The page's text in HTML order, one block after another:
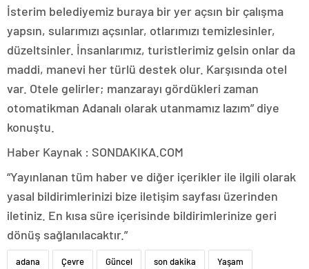
İsterim belediyemiz buraya bir yer açsın bir çalışma
yapsın, sularımızı açsınlar, otlarımızı temizlesinler,
düzeltsinler. İnsanlarımız, turistlerimiz gelsin onlar da
maddi, manevi her türlü destek olur. Karşısında otel
var. Otele gelirler; manzarayı gördükleri zaman
otomatikman Adanalı olarak utanmamız lazım” diye
konuştu.
Haber Kaynak : SONDAKIKA.COM
“Yayınlanan tüm haber ve diğer içerikler ile ilgili olarak
yasal bildirimlerinizi bize iletişim sayfası üzerinden
iletiniz. En kısa süre içerisinde bildirimlerinize geri
dönüş sağlanılacaktır.”
adana Çevre Güncel son dakika Yaşam